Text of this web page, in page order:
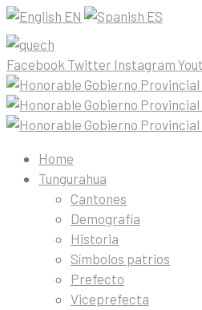
EN ES
Facebook Twitter Instagram
Home
Tungurahua
Cantones
Demografía
Historia
Símbolos patrios
Prefecto
Viceprefecta